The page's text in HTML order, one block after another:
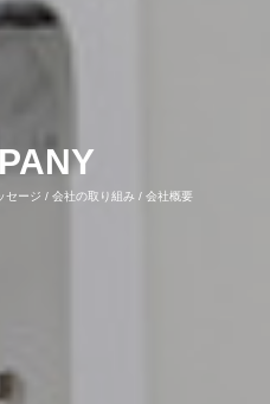
RECRUIT
セージ / 会社の取り組み / 会社概要